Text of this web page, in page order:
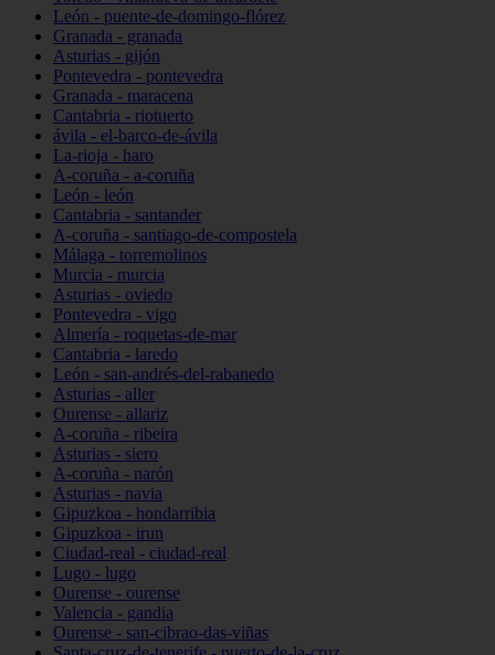
León - puente-de-domingo-flórez
Granada - granada
Asturias - gijón
Pontevedra - pontevedra
Granada - maracena
Cantabria - riotuerto
ávila - el-barco-de-ávila
La-rioja - haro
A-coruña - a-coruña
León - león
Cantabria - santander
A-coruña - santiago-de-compostela
Málaga - torremolinos
Murcia - murcia
Asturias - oviedo
Pontevedra - vigo
Almería - roquetas-de-mar
Cantabria - laredo
León - san-andrés-del-rabanedo
Asturias - aller
Ourense - allariz
A-coruña - ribeira
Asturias - siero
A-coruña - narón
Asturias - navia
Gipuzkoa - hondarribia
Gipuzkoa - irun
Ciudad-real - ciudad-real
Lugo - lugo
Ourense - ourense
Valencia - gandia
Ourense - san-cibrao-das-viñas